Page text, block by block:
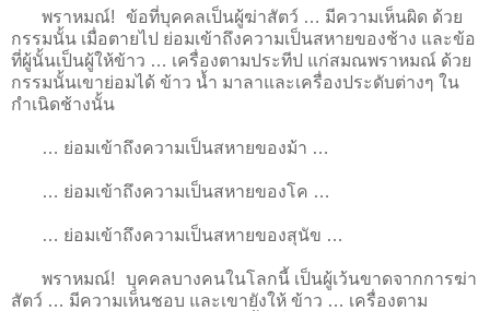
พราหมณ์! ข้อที่บุคคลเป็นผู้ฆ่าสัตว์ … มีความเห็นผิด ด้วย
กรรมนั้น เมื่อตายไป ย่อมเข้าถึงความเป็นสหายของช้าง และข้อ
ที่ผู้นั้นเป็นผู้ให้ข้าว … เครื่องตามประทีป แก่สมณพราหมณ์ ด้วย
กรรมนั้นเขาย่อมได้ ข้าว น้ำ มาลาและเครื่องประดับต่างๆ ใน
กำเนิดช้างนั้น
… ย่อมเข้าถึงความเป็นสหายของม้า …
… ย่อมเข้าถึงความเป็นสหายของโค …
… ย่อมเข้าถึงความเป็นสหายของสุนัข …
พราหมณ์! บุคคลบางคนในโลกนี้ เป็นผู้เว้นขาดจากการฆ่า
สัตว์ … มีความเห็นชอบ และเขายังให้ ข้าว … เครื่องตาม